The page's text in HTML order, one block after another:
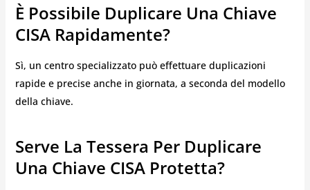
È Possibile Duplicare Una Chiave
CISA Rapidamente?
Sì, un centro specializzato può effettuare duplicazioni
rapide e precise anche in giornata, a seconda del modello
della chiave.
Serve La Tessera Per Duplicare
Una Chiave CISA Protetta?